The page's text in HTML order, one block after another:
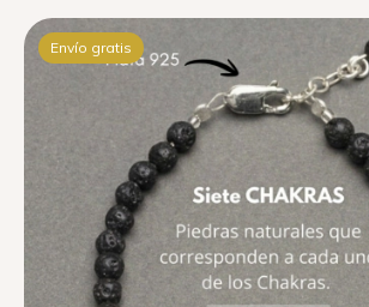
Envío gratis